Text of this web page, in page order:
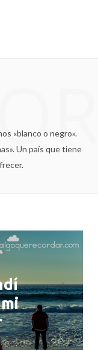
«blanco o negro».
Un país que tiene